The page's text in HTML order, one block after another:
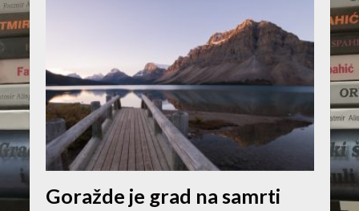
Goražde je grad na samrti